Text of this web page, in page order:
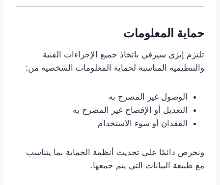
حماية المعلومات
تلتزم إيزي سيرفي باتخاذ جميع الإجراءات الفنية
والتنظيمية المناسبة لحماية المعلومات الشخصية من:
الوصول غير المصرح به
التعديل أو الإفصاح غير المصرح به
الفقدان أو سوء الاستخدام
ونحرص دائمًا على تحديث أنظمة الحماية بما يتناسب
مع طبيعة البيانات التي يتم جمعها.